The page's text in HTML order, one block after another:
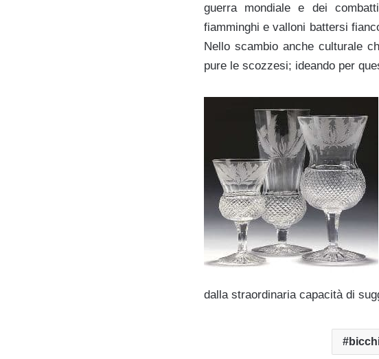
guerra mondiale e dei
fiamminghi e valloni battersi
Nello scambio anche culturale
pure le scozzesi; ideando per
dalla straordinaria capacità di